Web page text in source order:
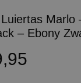
Marlo
– Ebony